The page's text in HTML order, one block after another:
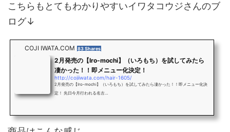
こちらもとてもわかりやすいイワタコウジさんのブ
ログ↓
COJI IWATA.COM 83 Shares
2月発売の【Iro-mochi】（いろもち）を試してみたら
凄かった！！即メニュー化決定！
http://cojiiwata.com/hair-1605/
2月発売の【Iro-mochi】（いろもち）を試してみたら凄かった！！即メニュー化決
定！ 先日今月行われる名古…